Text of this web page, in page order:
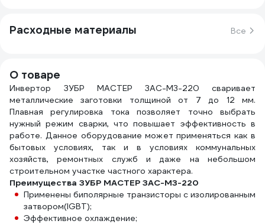
Расходные материалы Все
О товаре
Инвертор ЗУБР МАСТЕР ЗАС-М3-220 сваривает
металлические заготовки толщиной от 7 до 12 мм.
Плавная регулировка тока позволяет точно выбрать
нужный режим сварки, что повышает эффективность в
работе. Данное оборудование может применяться как в
бытовых условиях, так и в условиях коммунальных
хозяйств, ремонтных служб и даже на небольшом
строительном участке частного характера.
Преимущества ЗУБР МАСТЕР ЗАС-М3-220
Применены биполярные транзисторы с изолированным
затвором(IGBT);
Эффективное охлаждение;